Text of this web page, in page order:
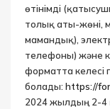
өтінімді
толық аты-жөні,
мамандық),
телефоны) және
форматта келесі
болады: https://
2024 жылдың 2-4